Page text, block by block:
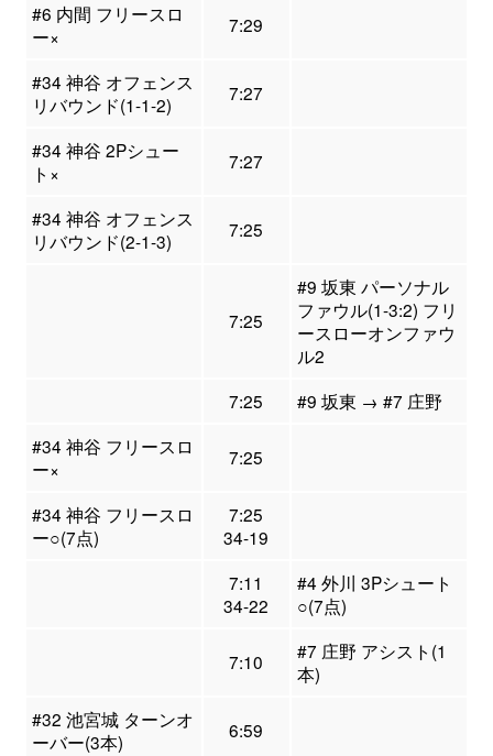
#6 内間 フリースロ
ー×
7:29
#34 神谷 オフェンス
リバウンド(1-1-2)
7:27
#34 神谷 2Pシュー
ト×
7:27
#34 神谷 オフェンス
リバウンド(2-1-3)
7:25
7:25
#9 坂東 パーソナル
ファウル(1-3:2) フリ
ースローオンファウ
ル2
7:25
#9 坂東 → #7 庄野
#34 神谷 フリースロ
ー×
7:25
#34 神谷 フリースロ
ー○(7点)
7:25
34-19
7:11
34-22
#4 外川 3Pシュート
○(7点)
7:10
#7 庄野 アシスト(1
本)
#32 池宮城 ターンオ
ーバー(3本)
6:59